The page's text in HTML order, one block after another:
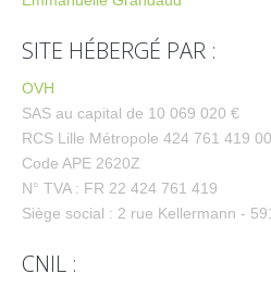
SITE HÉBERGÉ PAR :
OVH
SAS au capital de 10 069 020 €
RCS Lille Métropole 424 761 419
Code APE 2620Z
N° TVA : FR 22 424 761 419
Siège social : 2 rue Kellermann -
CNIL :